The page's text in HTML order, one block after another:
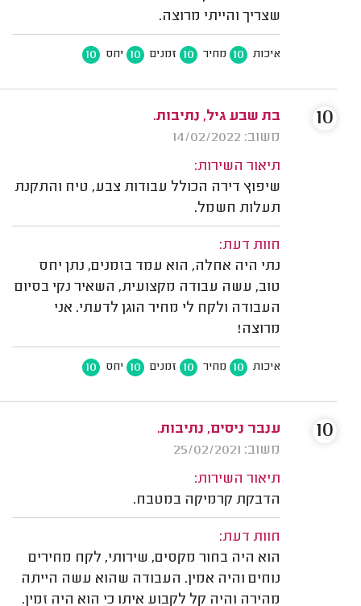
שצריך והייתי מרוצה.
איכות 10 מחיר 10 זמנים 10 יחס 10
בת שבע גיל, נתיבות.
משוב: 14/02/2022
תיאור השירות:
שיפוץ דירה הכולל עבודות צבע, טיח והתקנת
תעלות חשמל.
חוות דעת:
נתי היה אחלה, הוא עמד בזמנים, נתן יחס
טוב, עשה עבודה מקצועית, השאיר נקי בסיום
העבודה ולקח לי מחיר הוגן לדעתי. אני
מרוצה!
איכות 10 מחיר 10 זמנים 10 יחס 10
10
ענבר ניסים, נתיבות.
משוב: 25/02/2021
תיאור השירות:
הדבקת קרמיקה במטבח.
חוות דעת:
הוא היה בחור מקסים, שירותי, לקח מחירים
נוחים והיה אמין. העבודה שהוא עשה הייתה
מהירה והיה קל לקבוע איתו כי הוא היה זמין.
10